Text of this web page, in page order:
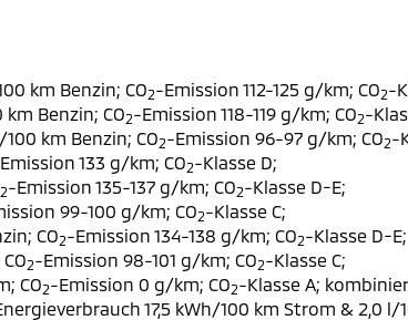
km Benzin; CO2-Emission 112-125 g/km; CO2-
Benzin; CO2-Emission 118-119 g/km; CO2-
km Benzin; CO2-Emission 96-97 g/km; CO2-
133 g/km; CO2-Klasse D;
2-Emission 135-137 g/km; CO2-Klasse D-E;
99-100 g/km; CO2-Klasse C;
CO2-Emission 134-138 g/km; CO2-Klasse D-E;
2-Emission 98-101 g/km; CO2-Klasse C;
CO2-Emission 0 g/km; CO2-Klasse A;
17,5 kWh/100 km Strom & 2,0 l/